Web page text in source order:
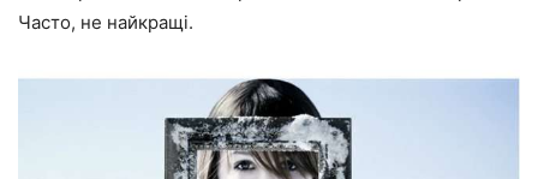
Часто, не найкращі.